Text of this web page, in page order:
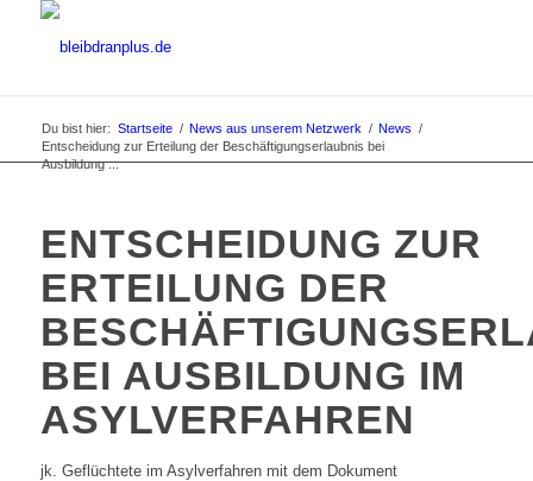
Du bist hier: Startseite / News aus unserem Netzwerk / News /
Entscheidung zur Erteilung der Beschäftigungserlaubnis bei
Ausbildung ...
ENTSCHEIDUNG ZUR
ERTEILUNG DER
BEI AUSBILDUNG IM
ASYLVERFAHREN
jk. Geflüchtete im Asylverfahren mit dem Dokument